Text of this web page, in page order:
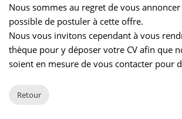
Nous sommes au regret de vous
possible de postuler à cette offre.
Nous vous invitons cependant à vous
thèque pour y déposer votre CV afin que
soient en mesure de vous contacter pour
Retour